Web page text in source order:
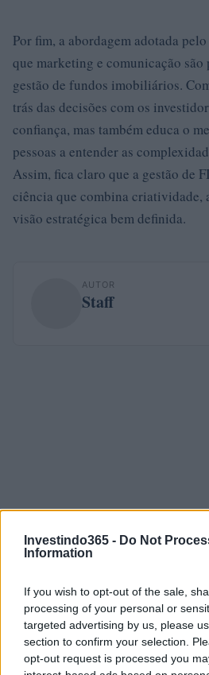
Investindo365 - Do Not
Information
If you wish to opt-out of the sale,
processing of your personal or
targeted advertising by us, please
section to confirm your selection.
opt-out request is processed you
Por fim, a abordagem adotada
que marketing e comunicação são
gestão de fundos imobiliários.
trás das decisões com os
confiança, mas também educa o
pessoas a entender as
Assim, fica claro que a gestão de
ciência que combina criatividade,
visão estratégica bem definida.
AUTOR
Staff